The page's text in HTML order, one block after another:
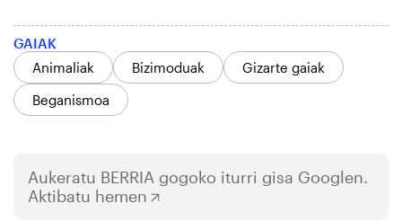
GAIAK
Animaliak
Bizimoduak
Gizarte gaiak
Beganismoa
Aukeratu BERRIA gogoko iturri gisa Googlen.
Aktibatu hemen